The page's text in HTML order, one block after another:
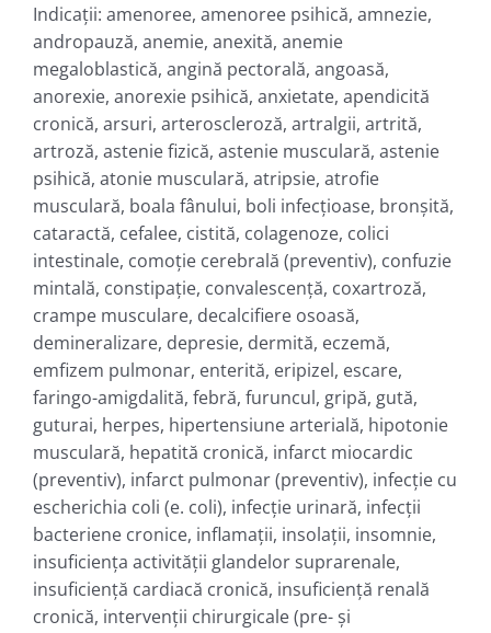
Indicaţii: amenoree, amenoree psihică, amnezie,
andropauză, anemie, anexită, anemie
megaloblastică, angină pectorală, angoasă,
anorexie, anorexie psihică, anxietate, apendicită
cronică, arsuri, arteroscleroză, artralgii, artrită,
artroză, astenie fizică, astenie musculară, astenie
psihică, atonie musculară, atripsie, atrofie
musculară, boala fânului, boli infecţioase, bronşită,
cataractă, cefalee, cistită, colagenoze, colici
intestinale, comoţie cerebrală (preventiv), confuzie
mintală, constipaţie, convalescenţă, coxartroză,
crampe musculare, decalcifiere osoasă,
demineralizare, depresie, dermită, eczemă,
emfizem pulmonar, enterită, eripizel, escare,
faringo-amigdalită, febră, furuncul, gripă, gută,
guturai, herpes, hipertensiune arterială, hipotonie
musculară, hepatită cronică, infarct miocardic
(preventiv), infarct pulmonar (preventiv), infecţie cu
escherichia coli (e. coli), infecţie urinară, infecţii
bacteriene cronice, inflamaţii, insolaţii, insomnie,
insuficienţa activităţii glandelor suprarenale,
insuficienţă cardiacă cronică, insuficienţă renală
cronică, intervenţii chirurgicale (pre- şi